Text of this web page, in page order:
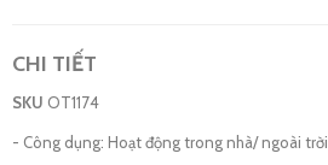
CHI TIẾT
SKU OT1174
- Công dụng: Hoạt động trong nhà/ ngoài trời